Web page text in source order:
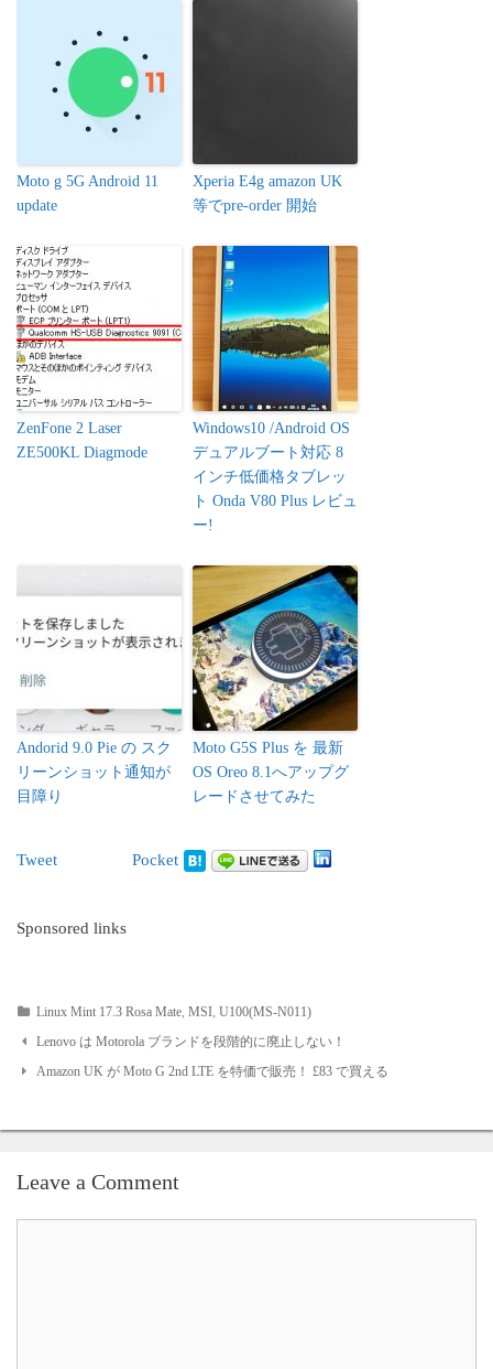
Moto g 5G Android 11
update
Xperia E4g amazon UK
等でpre-order 開始
ZenFone 2 Laser
ZE500KL Diagmode
Windows10 /Android OS
デュアルブート対応 8
インチ低価格タブレッ
ト Onda V80 Plus レビュ
ー!
Andorid 9.0 Pie の スク
リーンショット通知が
目障り
Moto G5S Plus を 最新
OS Oreo 8.1へアップグ
レードさせてみた
Tweet Pocket
Sponsored links
Linux Mint 17.3 Rosa Mate, MSI, U100(MS-N011)
Post
Lenovo は Motorola ブランドを段階的に廃止しない！
Amazon UK が Moto G 2nd LTE を特価で販売！ £83 で買える
Leave a Comment